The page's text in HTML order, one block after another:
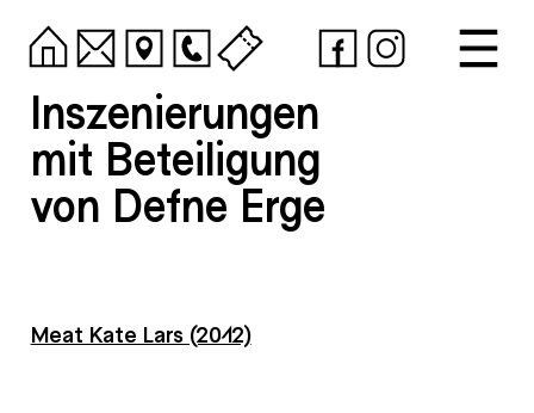
Inszenierungen
mit Beteiligung
von Defne Erge
Meat Kate Lars (2012)